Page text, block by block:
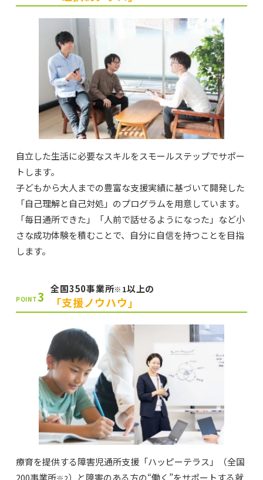
自立した生活に必要なスキルをスモールステップでサポー
トします。
子どもから大人までの豊富な支援実績に基づいて開発した
「自己理解と自己対処」のプログラムを用意しています。
「毎日通所できた」「人前で話せるようになった」など小
さな成功体験を積むことで、自分に自信を持つことを目指
します。
POINT3 全国350事業所※1以上の
「支援ノウハウ」
療育を提供する障害児通所支援「ハッピーテラス」（全国
200事業所
）と障害のある方の“働く”をサポートする就